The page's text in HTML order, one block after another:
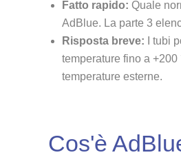
Fatto rapido: Quale
AdBlue. La parte 3
Risposta breve: I tubi
temperature fino a
temperature esterne.
Cos'è